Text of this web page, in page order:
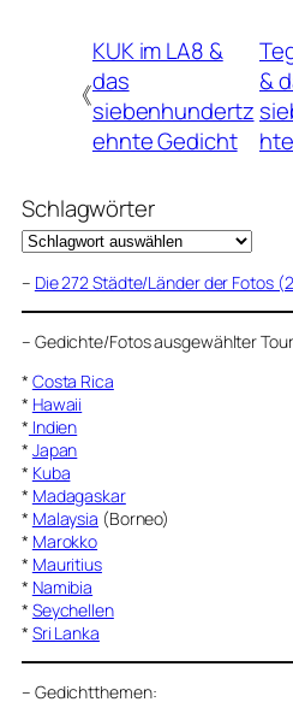
《
KUK im LA8 &
das
siebenhundertz
ehnte Gedicht
&
Schlagwörter
– Die 272 Städte/Länder der Fotos
– Gedichte/Fotos ausgewählter
* Costa Rica
* Hawaii
* Indien
* Japan
* Kuba
* Madagaskar
* Malaysia (Borneo)
* Marokko
* Mauritius
* Namibia
* Seychellen
* Sri Lanka
– Gedichtthemen: